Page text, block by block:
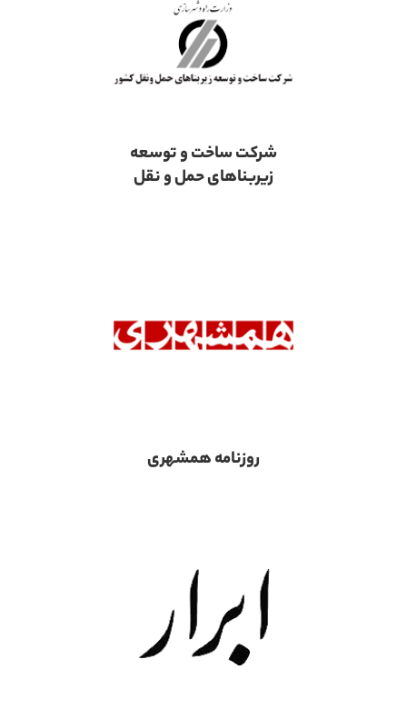
شرکت ساخت و توسعه
زیربناهای حمل و نقل
روزنامه همشهری